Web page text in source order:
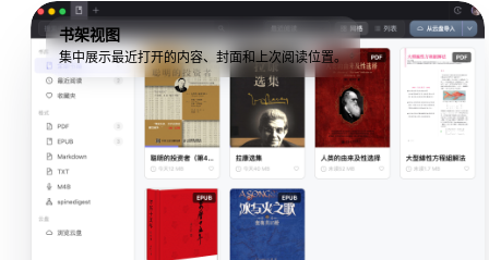
书架视图
集中展示最近打开的内容、封面和上次阅读位置。